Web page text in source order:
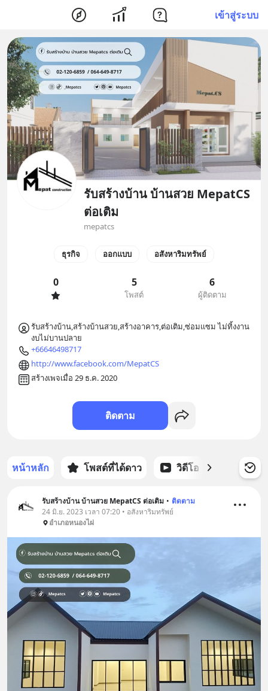
เข้าสู่ระบบ
รับสร้างบ้าน บ้านสวย MepatCS
ต่อเติม
mepatcs
ธุรกิจ ออกแบบ อสังหาริมทรัพย์
0 5
โพสต์
6
ผู้ติดตาม
รับสร้างบ้าน,สร้างบ้านสวย,สร้างอาคาร,ต่อเติม,ซ่อมแซม ไม่ทิ้งงาน
งบไม่บานปลาย
+66646498717
http://www.facebook.com/MepatCS
สร้างเพจเมื่อ 29 ธ.ค. 2020
ติดตาม
หน้าหลัก โพสต์ที่ได้ดาว วิดีโอ พอดแ
รับสร้างบ้าน บ้านสวย MepatCS ต่อเติม • ติดตาม
24 มิ.ย. 2023 เวลา 07:20 • อสังหาริมทรัพย์
อำเภอหนองไผ่